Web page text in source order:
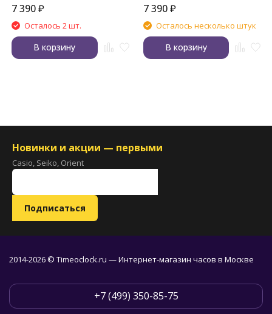
7 390₽
Осталось 2 шт.
В корзину
7 390 ₽
Осталось несколько штук
В корзину
Новинки и акции — первыми
Casio, Seiko, Orient
2014-2026 © Timeoclock.ru — Интернет-магазин часов в Москве
+7 (499) 350-85-75